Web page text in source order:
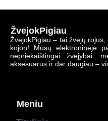
ŽvejokPigiau
ŽvejokPigiau – tai žvejų
kojon! Mūsų elektroninėje
nepriekaištingai žvejybai:
aksesuarus ir dar daugiau –
Meniu